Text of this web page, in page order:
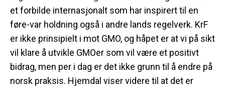
et forbilde internasjonalt som har inspirert til en
føre-var holdning også i andre lands regelverk. KrF
er ikke prinsipielt i mot GMO, og håpet er at vi på sikt
vil klare å utvikle GMOer som vil være et positivt
bidrag, men per i dag er det ikke grunn til å endre på
norsk praksis. Hjemdal viser videre til at det er